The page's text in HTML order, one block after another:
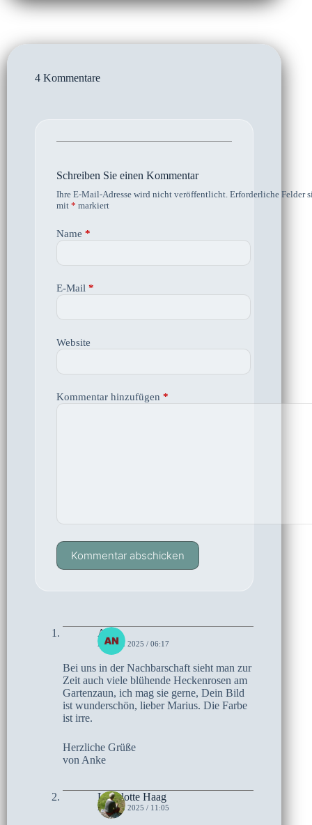
4 Kommentare
Schreiben Sie einen Kommentar
Ihre E-Mail-Adresse wird nicht veröffentlicht. Erforderliche Felder
mit * markiert
Name *
E-Mail *
Website
Kommentar hinzufügen *
Kommentar abschicken
Anke
23. MAI 2025 / 06:17
Bei uns in der Nachbarschaft sieht man zur
Zeit auch viele blühende Heckenrosen am
Gartenzaun, ich mag sie gerne, Dein Bild
ist wunderschön, lieber Marius. Die Farbe
ist irre.
Herzliche Grüße
von Anke
Lieselotte Haag
22. MAI 2025 / 11:05